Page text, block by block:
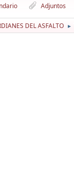
Adjuntos
DEL ASFALTO ►